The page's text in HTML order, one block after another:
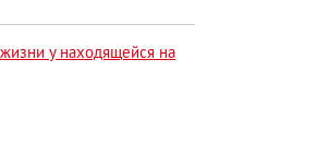
у находящейся на